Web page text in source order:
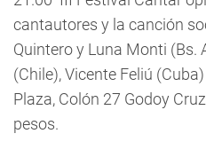
cantautores y la canción
Quintero y Luna Monti (Bs.
(Chile), Vicente Feliú
Plaza, Colón 27 Godoy
pesos.